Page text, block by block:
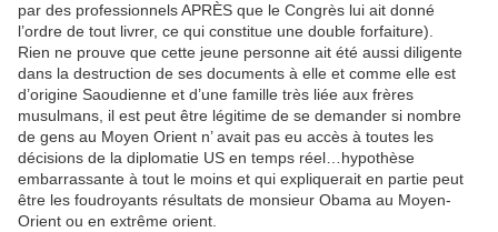
par des professionnels APRÈS que le Congrès lui ait donné
l’ordre de tout livrer, ce qui constitue une double forfaiture).
Rien ne prouve que cette jeune personne ait été aussi diligente
dans la destruction de ses documents à elle et comme elle est
d’origine Saoudienne et d’une famille très liée aux frères
musulmans, il est peut être légitime de se demander si nombre
de gens au Moyen Orient n’ avait pas eu accès à toutes les
décisions de la diplomatie US en temps réel…hypothèse
embarrassante à tout le moins et qui expliquerait en partie peut
être les foudroyants résultats de monsieur Obama au Moyen-
Orient ou en extrême orient.